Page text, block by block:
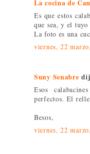
La cocina de
Es que estos
que sea, y el tuyo
La foto es una
viernes, 22
Suny Senabre
Esos
perfectos. El
Besos,
viernes, 22